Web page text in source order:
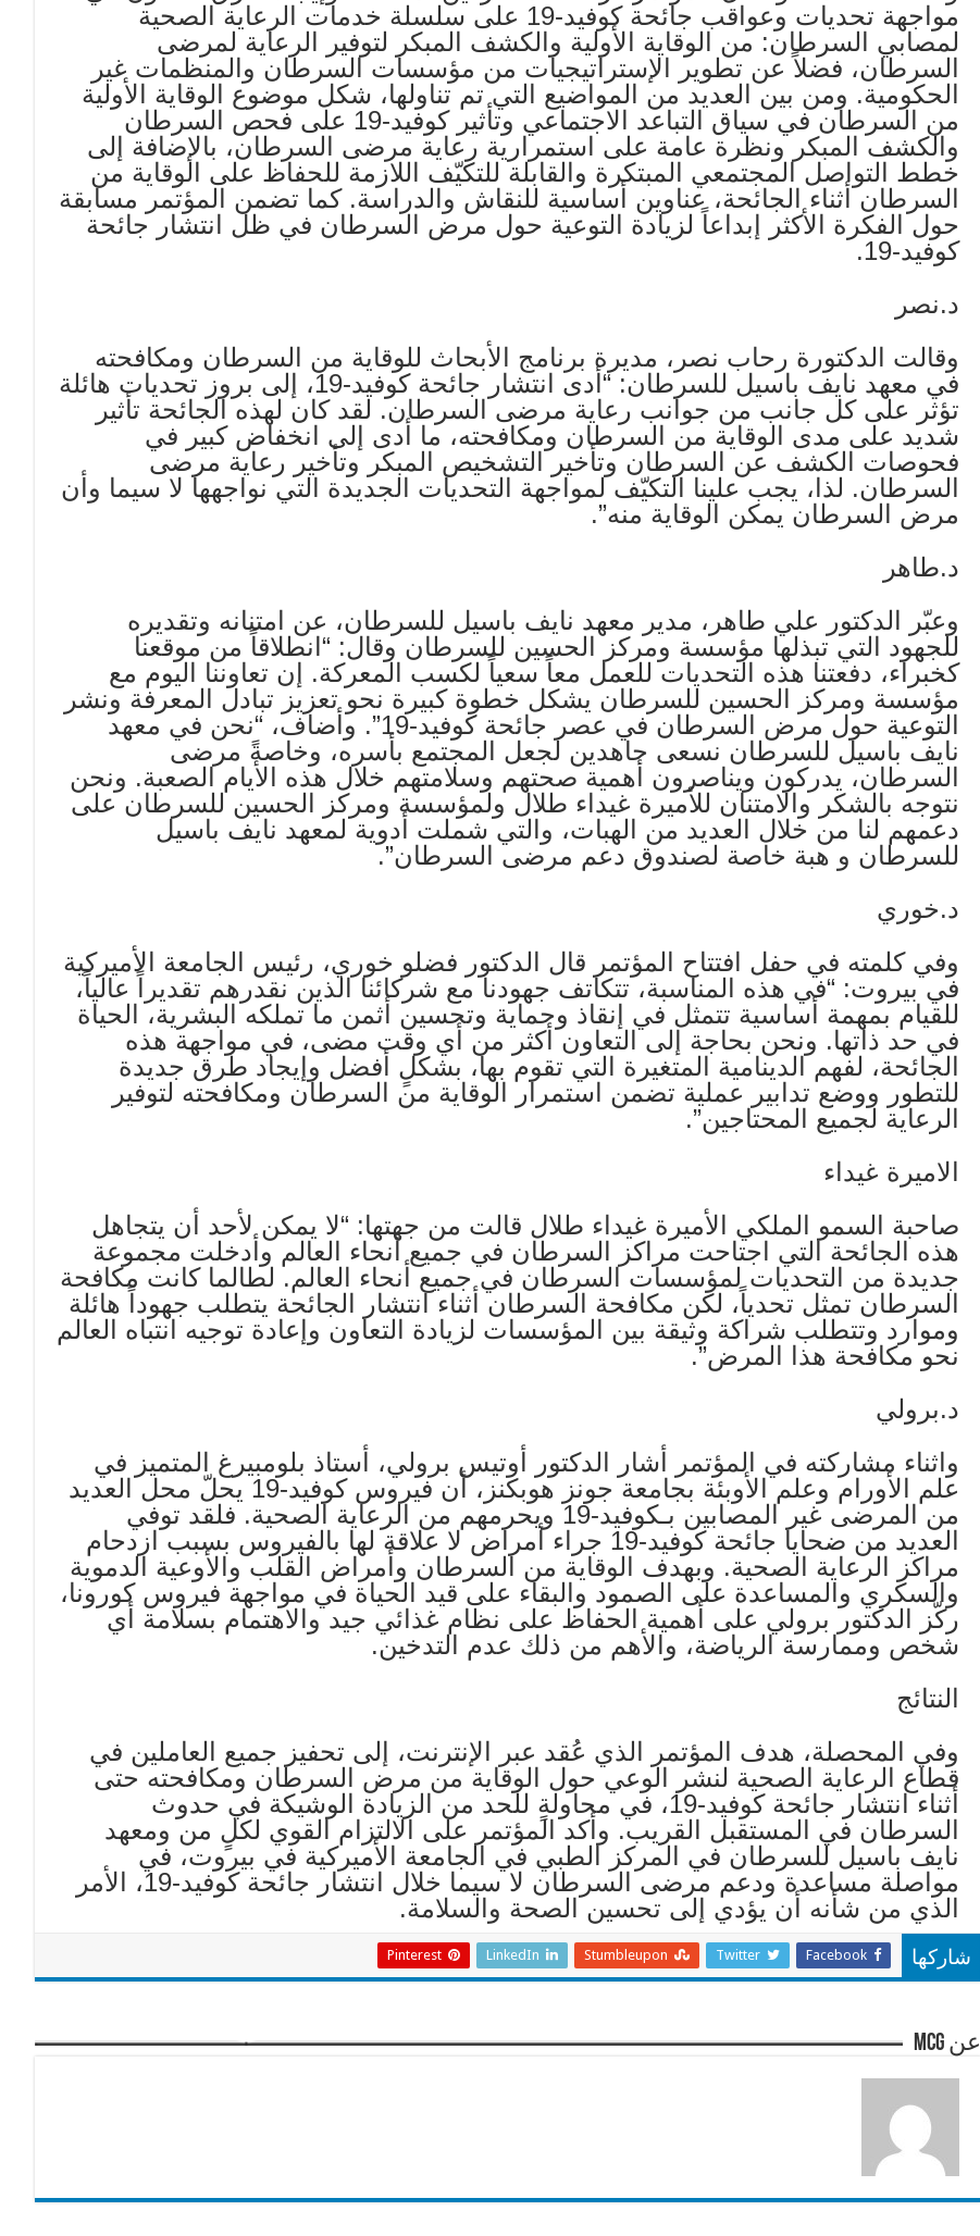
مواجهة تحديات وعواقب جائحة كوفيد-19 على سلسلة خدمات الرعاية الصحية
لمصابي السرطان: من الوقاية الأولية والكشف المبكر لتوفير الرعاية لمرضى
السرطان، فضلاً عن تطوير الإستراتيجيات من مؤسسات السرطان والمنظمات غير
الحكومية. ومن بين العديد من المواضيع التي تم تناولها، شكل موضوع الوقاية الأولية
من السرطان في سياق التباعد الاجتماعي وتأثير كوفيد-19 على فحص السرطان
والكشف المبكر ونظرة عامة على استمرارية رعاية مرضى السرطان، بالإضافة إلى
خطط التواصل المجتمعي المبتكرة والقابلة للتكيّف اللازمة للحفاظ على الوقاية من
السرطان أثناء الجائحة، عناوين أساسية للنقاش والدراسة. كما تضمن المؤتمر مسابقة
حول الفكرة الأكثر إبداعاً لزيادة التوعية حول مرض السرطان في ظل انتشار جائحة
كوفيد-19.
د.نصر
وقالت الدكتورة رحاب نصر، مديرة برنامج الأبحاث للوقاية من السرطان ومكافحته
في معهد نايف باسيل للسرطان: “أدى انتشار جائحة كوفيد-19، إلى بروز تحديات هائلة
تؤثر على كل جانب من جوانب رعاية مرضى السرطان. لقد كان لهذه الجائحة تأثير
شديد على مدى الوقاية من السرطان ومكافحته، ما أدى إلى انخفاض كبير في
فحوصات الكشف عن السرطان وتأخير التشخيص المبكر وتأخير رعاية مرضى
السرطان. لذا، يجب علينا التكيّف لمواجهة التحديات الجديدة التي نواجهها لا سيما وأن
مرض السرطان يمكن الوقاية منه”.
د.طاهر
وعبّر الدكتور علي طاهر، مدير معهد نايف باسيل للسرطان، عن امتنانه وتقديره
للجهود التي تبذلها مؤسسة ومركز الحسين للسرطان وقال: “انطلاقاً من موقعنا
كخبراء، دفعتنا هذه التحديات للعمل معاً سعياً لكسب المعركة. إن تعاوننا اليوم مع
مؤسسة ومركز الحسين للسرطان يشكل خطوة كبيرة نحو تعزيز تبادل المعرفة ونشر
التوعية حول مرض السرطان في عصر جائحة كوفيد-19”. وأضاف، “نحن في معهد
نايف باسيل للسرطان نسعى جاهدين لجعل المجتمع بأسره، وخاصةً مرضى
السرطان، يدركون ويناصرون أهمية صحتهم وسلامتهم خلال هذه الأيام الصعبة. ونحن
نتوجه بالشكر والامتنان للأميرة غيداء طلال ولمؤسسة ومركز الحسين للسرطان على
دعمهم لنا من خلال العديد من الهبات، والتي شملت أدوية لمعهد نايف باسيل
للسرطان و هبة خاصة لصندوق دعم مرضى السرطان”.
د.خوري
وفي كلمته في حفل افتتاح المؤتمر قال الدكتور فضلو خوري، رئيس الجامعة الأميركية
في بيروت: “في هذه المناسبة، تتكاتف جهودنا مع شركائنا الذين نقدرهم تقديراً عالياً،
للقيام بمهمة أساسية تتمثل في إنقاذ وحماية وتحسين أثمن ما تملكه البشرية، الحياة
في حد ذاتها. ونحن بحاجة إلى التعاون أكثر من أي وقت مضى، في مواجهة هذه
الجائحة، لفهم الدينامية المتغيرة التي تقوم بها، بشكلٍ أفضل وإيجاد طرق جديدة
للتطور ووضع تدابير عملية تضمن استمرار الوقاية من السرطان ومكافحته لتوفير
الرعاية لجميع المحتاجين”.
الاميرة غيداء
صاحبة السمو الملكي الأميرة غيداء طلال قالت من جهتها: “لا يمكن لأحد أن يتجاهل
هذه الجائحة التي اجتاحت مراكز السرطان في جميع أنحاء العالم وأدخلت مجموعة
جديدة من التحديات لمؤسسات السرطان في جميع أنحاء العالم. لطالما كانت مكافحة
السرطان تمثل تحدياً، لكن مكافحة السرطان أثناء انتشار الجائحة يتطلب جهوداً هائلة
وموارد وتتطلب شراكة وثيقة بين المؤسسات لزيادة التعاون وإعادة توجيه انتباه العالم
نحو مكافحة هذا المرض”.
د.برولي
واثناء مشاركته في المؤتمر أشار الدكتور أوتيس برولي، أستاذ بلومبيرغ المتميز في
علم الأورام وعلم الأوبئة بجامعة جونز هوبكنز، أن فيروس كوفيد-19 يحلّ محل العديد
من المرضى غير المصابين بـكوفيد-19 ويحرمهم من الرعاية الصحية. فلقد توفي
العديد من ضحايا جائحة كوفيد-19 جراء أمراض لا علاقة لها بالفيروس بسبب ازدحام
مراكز الرعاية الصحية. وبهدف الوقاية من السرطان وأمراض القلب والأوعية الدموية
والسكري والمساعدة على الصمود والبقاء على قيد الحياة في مواجهة فيروس كورونا،
ركّز الدكتور برولي على أهمية الحفاظ على نظام غذائي جيد والاهتمام بسلامة أي
شخص وممارسة الرياضة، والأهم من ذلك عدم التدخين.
النتائج
وفي المحصلة، هدف المؤتمر الذي عُقد عبر الإنترنت، إلى تحفيز جميع العاملين في
قطاع الرعاية الصحية لنشر الوعي حول الوقاية من مرض السرطان ومكافحته حتى
أثناء انتشار جائحة كوفيد-19، في محاولةٍ للحد من الزيادة الوشيكة في حدوث
السرطان في المستقبل القريب. وأكد المؤتمر على الالتزام القوي لكلٍ من ومعهد
نايف باسيل للسرطان في المركز الطبي في الجامعة الأميركية في بيروت، في
مواصلة مساعدة ودعم مرضى السرطان لا سيما خلال انتشار جائحة كوفيد-19، الأمر
الذي من شأنه أن يؤدي إلى تحسين الصحة والسلامة.
شاركها Facebook
Twitter
Stumbleupon
LinkedIn
Pinterest
عن mcg